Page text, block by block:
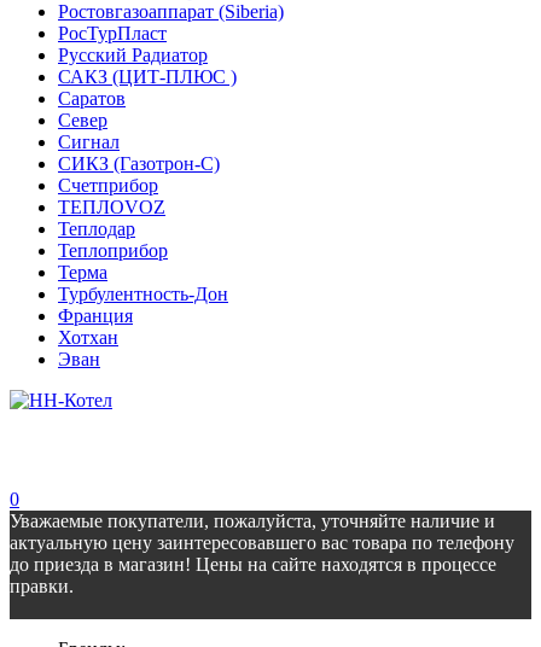
Ростовгазоаппарат (Siberia)
РосТурПласт
Русский Радиатор
САКЗ (ЦИТ-ПЛЮС )
Саратов
Север
Сигнал
СИКЗ (Газотрон-С)
Счетприбор
ТЕПЛОVOZ
Теплодар
Теплоприбор
Терма
Турбулентность-Дон
Франция
Хотхан
Эван
0
Уважаемые покупатели, пожалуйста, уточняйте наличие и
актуальную цену заинтересовавшего вас товара по телефону
до приезда в магазин! Цены на сайте находятся в процессе
правки.